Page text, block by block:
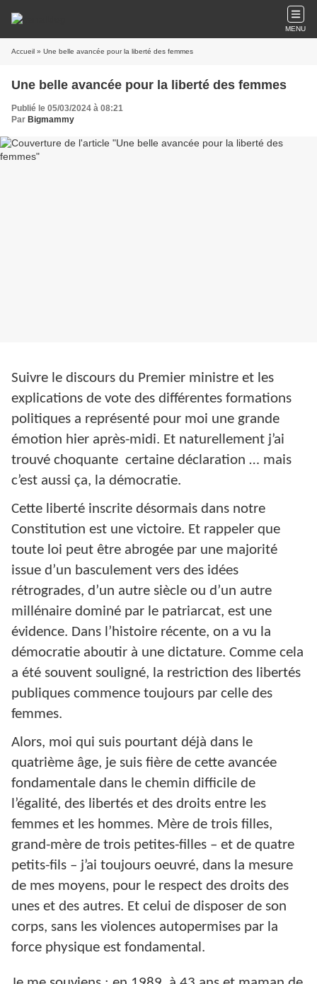
MENU
Accueil » Une belle avancée pour la liberté des femmes
Une belle avancée pour la liberté des femmes
Publié le 05/03/2024 à 08:21
Par Bigmammy
Suivre le discours du Premier ministre et les
explications de vote des différentes formations
politiques a représenté pour moi une grande
émotion hier après-midi. Et naturellement j’ai
trouvé choquante certaine déclaration … mais
c’est aussi ça, la démocratie.
Cette liberté inscrite désormais dans notre
Constitution est une victoire. Et rappeler que
toute loi peut être abrogée par une majorité
issue d’un basculement vers des idées
rétrogrades, d’un autre siècle ou d’un autre
millénaire dominé par le patriarcat, est une
évidence. Dans l’histoire récente, on a vu la
démocratie aboutir à une dictature. Comme cela
a été souvent souligné, la restriction des libertés
publiques commence toujours par celle des
femmes.
Alors, moi qui suis pourtant déjà dans le
quatrième âge, je suis fière de cette avancée
fondamentale dans le chemin difficile de
l’égalité, des libertés et des droits entre les
femmes et les hommes. Mère de trois filles,
grand-mère de trois petites-filles – et de quatre
petits-fils – j’ai toujours oeuvré, dans la mesure
de mes moyens, pour le respect des droits des
unes et des autres. Et celui de disposer de son
corps, sans les violences autopermises par la
force physique est fondamental.